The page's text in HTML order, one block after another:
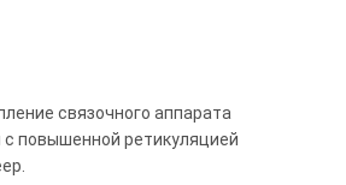
связочного аппарата
повышенной ретикуляцией